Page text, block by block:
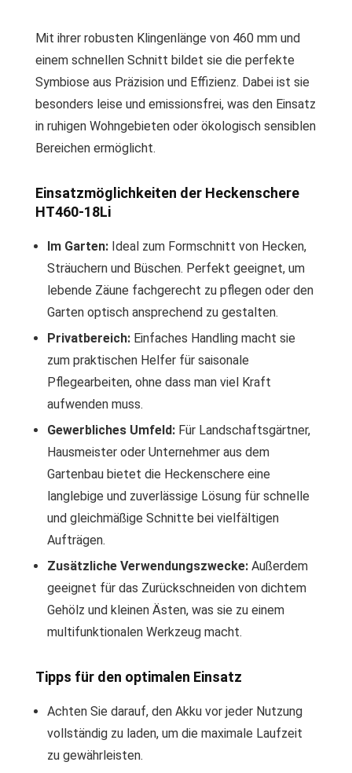
Mit ihrer robusten Klingenlänge von 460 mm und
einem schnellen Schnitt bildet sie die perfekte
Symbiose aus Präzision und Effizienz. Dabei ist sie
besonders leise und emissionsfrei, was den Einsatz
in ruhigen Wohngebieten oder ökologisch sensiblen
Bereichen ermöglicht.
Einsatzmöglichkeiten der Heckenschere
HT460-18Li
Im Garten: Ideal zum Formschnitt von Hecken,
Sträuchern und Büschen. Perfekt geeignet, um
lebende Zäune fachgerecht zu pflegen oder den
Garten optisch ansprechend zu gestalten.
Privatbereich: Einfaches Handling macht sie
zum praktischen Helfer für saisonale
Pflegearbeiten, ohne dass man viel Kraft
aufwenden muss.
Gewerbliches Umfeld: Für Landschaftsgärtner,
Hausmeister oder Unternehmer aus dem
Gartenbau bietet die Heckenschere eine
langlebige und zuverlässige Lösung für schnelle
und gleichmäßige Schnitte bei vielfältigen
Aufträgen.
Zusätzliche Verwendungszwecke: Außerdem
geeignet für das Zurückschneiden von dichtem
Gehölz und kleinen Ästen, was sie zu einem
multifunktionalen Werkzeug macht.
Tipps für den optimalen Einsatz
Achten Sie darauf, den Akku vor jeder Nutzung
vollständig zu laden, um die maximale Laufzeit
zu gewährleisten.